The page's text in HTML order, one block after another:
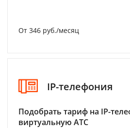
От 346 руб./месяц
IP-телефония
Подобрать тариф на IP-
виртуальную АТС